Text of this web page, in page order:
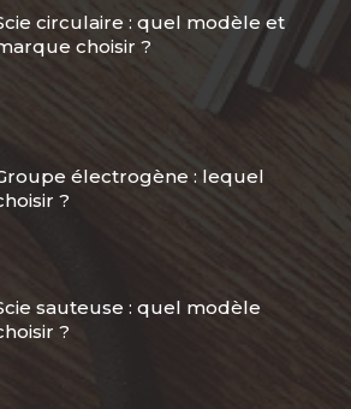
circulaire : quel modèle et
choisir ?
électrogène : lequel
?
sauteuse : quel modèle
?